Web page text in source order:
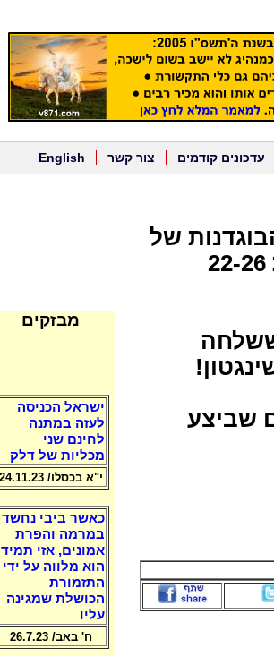
עדכונים קודמים צור קשר English
של
נתניהו שהבטיח לאמריקאים לפנות 22-26
שביצע
מבזקים
ישראל הכניסה
לעזה במתנה
לחינם שני
מכליות של דלק
י"א בכסלו/ 24.11.23
כאשר ביבי נחשד
במרמה והפרת
אמונים, אזי תמיד
הוא מלווה על ידי
התזמורת
הכושלת שמגינה
עליו
ח' באב/ 26.7.23